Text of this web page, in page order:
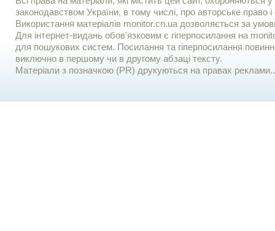
законодавством України, в тому числі, про авторське право і
Використання матерiалiв monitor.cn.ua дозволяється за
Для iнтернет-видань обов'язковим є гiперпосилання на
для пошукових систем. Посилання та гіперпосилання
виключно в першому чи в другому абзаці тексту.
Матеріали з позначкою (PR) друкуються на правах реклами..